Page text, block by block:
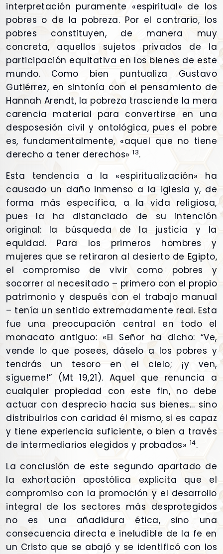
interpretación puramente «espiritual» de los
pobres o de la pobreza. Por el contrario, los
pobres constituyen, de manera muy
concreta, aquellos sujetos privados de la
participación equitativa en los bienes de este
mundo. Como bien puntualiza Gustavo
Gutiérrez, en sintonía con el pensamiento de
Hannah Arendt, la pobreza trasciende la mera
carencia material para convertirse en una
desposesión civil y ontológica, pues el pobre
es, fundamentalmente, «aquel que no tiene
derecho a tener derechos» 13.
Esta tendencia a la «espiritualización» ha
causado un daño inmenso a la Iglesia y, de
forma más específica, a la vida religiosa,
pues la ha distanciado de su intención
original: la búsqueda de la justicia y la
equidad. Para los primeros hombres y
mujeres que se retiraron al desierto de Egipto,
el compromiso de vivir como pobres y
socorrer al necesitado – primero con el propio
patrimonio y después con el trabajo manual
– tenía un sentido extremadamente real. Esta
fue una preocupación central en todo el
monacato antiguo: «El Señor ha dicho: “Ve,
vende lo que posees, dáselo a los pobres y
tendrás un tesoro en el cielo; ¡y ven,
sígueme!” (Mt 19,21). Aquel que renuncia a
cualquier propiedad con este fin, no debe
actuar con desprecio hacia sus bienes... sino
distribuirlos con caridad él mismo, si es capaz
y tiene experiencia suficiente, o bien a través
de intermediarios elegidos y probados» 14.
La conclusión de este segundo apartado de
la exhortación apostólica explicita que el
compromiso con la promoción y el desarrollo
integral de los sectores más desprotegidos
no es una añadidura ética, sino una
consecuencia directa e ineludible de la fe en
un Cristo que se abajó y se identificó con los